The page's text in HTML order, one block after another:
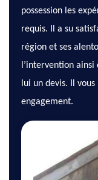
possession les
requis. Il a su
région et ses
l’intervention ainsi
lui un devis. Il
engagement.